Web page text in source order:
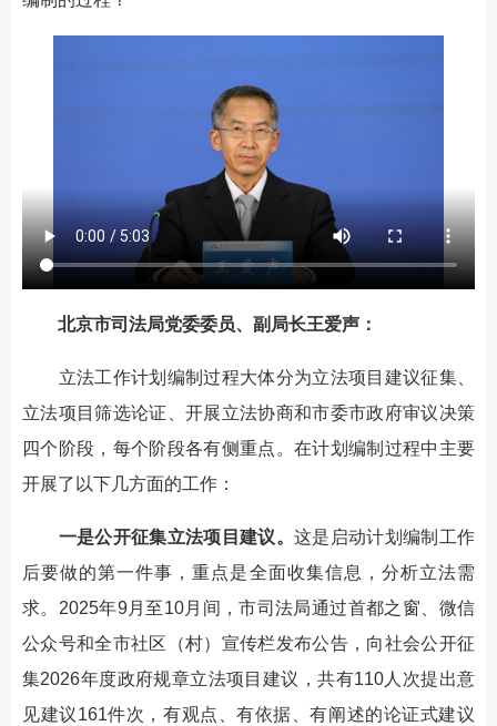
北京市司法局党委委员、副局长王爱声：
立法工作计划编制过程大体分为立法项目建议征集、
立法项目筛选论证、开展立法协商和市委市政府审议决策
四个阶段，每个阶段各有侧重点。在计划编制过程中主要
开展了以下几方面的工作：
一是公开征集立法项目建议。 这是启动计划编制工作
后要做的第一件事，重点是全面收集信息，分析立法需
求。2025年9月至10月间，市司法局通过首都之窗、微信
公众号和全市社区（村）宣传栏发布公告，向社会公开征
集2026年度政府规章立法项目建议，共有110人次提出意
见建议161件次，有观点、有依据、有阐述的论证式建议